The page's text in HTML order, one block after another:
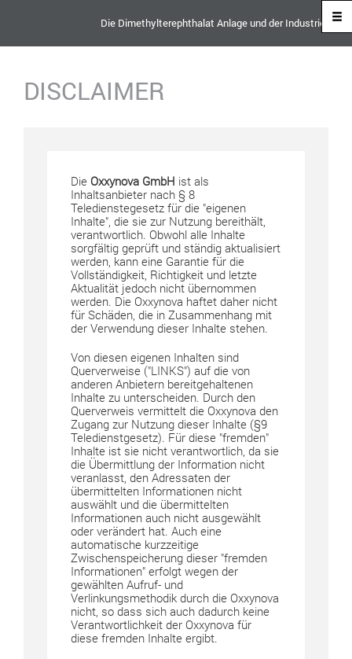
Die Dimethylterephthalat Anlage und der
DISCLAIMER
Die Oxxynova GmbH ist als
Inhaltsanbieter nach § 8
Teledienstegesetz für die "eigenen
Inhalte", die sie zur Nutzung bereithält,
verantwortlich. Obwohl alle Inhalte
sorgfältig geprüft und ständig aktualisiert
werden, kann eine Garantie für die
Vollständigkeit, Richtigkeit und letzte
Aktualität jedoch nicht übernommen
werden. Die Oxxynova haftet daher nicht
für Schäden, die in Zusammenhang mit
der Verwendung dieser Inhalte stehen.
Von diesen eigenen Inhalten sind
Querverweise ("LINKS") auf die von
anderen Anbietern bereitgehaltenen
Inhalte zu unterscheiden. Durch den
Querverweis vermittelt die Oxxynova den
Zugang zur Nutzung dieser Inhalte (§9
Teledienstgesetz). Für diese "fremden"
Inhalte ist sie nicht verantwortlich, da sie
die Übermittlung der Information nicht
veranlasst, den Adressaten der
übermittelten Informationen nicht
auswählt und die übermittelten
Informationen auch nicht ausgewählt
oder verändert hat. Auch eine
automatische kurzzeitige
Zwischenspeicherung dieser "fremden
Informationen" erfolgt wegen der
gewählten Aufruf- und
Verlinkungsmethodik durch die Oxxynova
nicht, so dass sich auch dadurch keine
Verantwortlichkeit der Oxxynova für
diese fremden Inhalte ergibt.